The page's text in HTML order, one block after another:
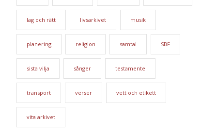
lag och rätt livsarkivet musik
planering religion samtal SBF
sista vilja sånger testamente
transport verser vett och etikett
vita arkivet